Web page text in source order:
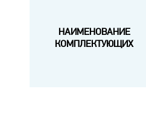
НАИМЕНОВАНИЕ
КОМПЛЕКТУЮЩИХ